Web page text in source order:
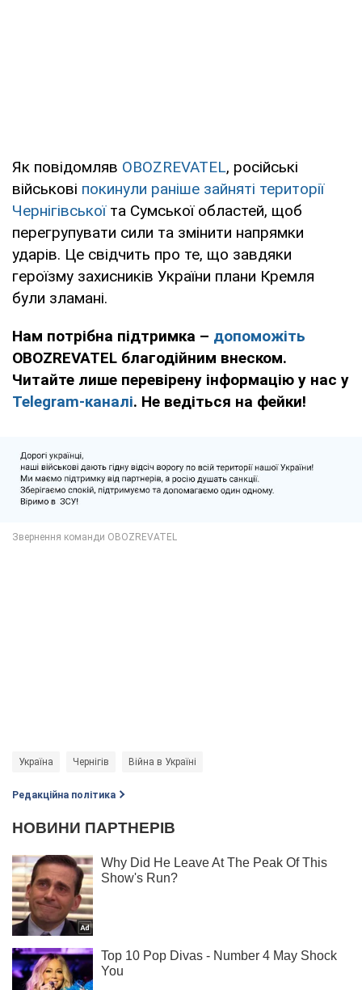
Як повідомляв OBOZREVATEL, російські
військові покинули раніше зайняті території
Чернігівськоїта Сумської областей, щоб
перегрупувати сили та змінити напрямки
ударів. Це свідчить про те, що завдяки
героїзму захисників України плани Кремля
були зламані.
Нам потрібна підтримка – допоможіть
OBOZREVATEL благодійним внеском.
Читайте лише перевірену інформацію у нас у
Telegram-каналі. Не ведіться на фейки!
Україна Чернігів Війна в Україні
Редакційна політика